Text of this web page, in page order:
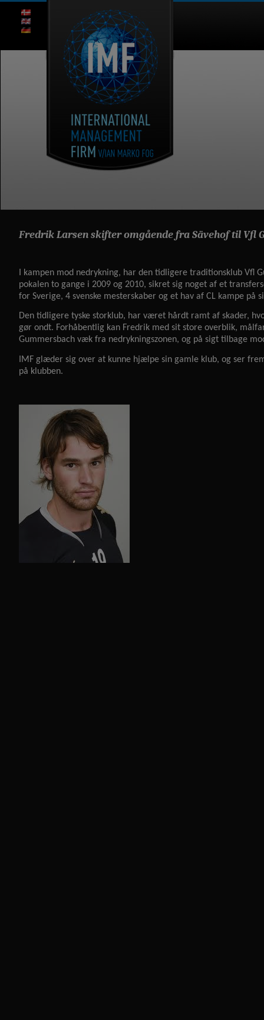
Fredrik Larsen skifter omgående fra Sävehof til Vfl
I kampen mod nedrykning, har den tidligere traditionsklub Vfl
pokalen to gange i 2009 og 2010, sikret sig noget af et
for Sverige, 4 svenske mesterskaber og et hav af CL kampe på
Den tidligere tyske storklub, har været hårdt ramt af skader,
gør ondt. Forhåbentlig kan Fredrik med sit store overblik,
Gummersbach væk fra nedrykningszonen, og på sigt tilbage
IMF glæder sig over at kunne hjælpe sin gamle klub, og ser
på klubben.